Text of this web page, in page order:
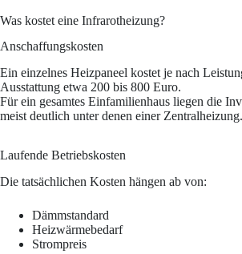
Was kostet eine Infrarotheizung?
Anschaffungskosten
Ein einzelnes Heizpaneel kostet je nach
Ausstattung etwa 200 bis 800 Euro.
Für ein gesamtes Einfamilienhaus liegen die
meist deutlich unter denen einer Zentralheizung.
Laufende Betriebskosten
Die tatsächlichen Kosten hängen ab von:
Dämmstandard
Heizwärmebedarf
Strompreis